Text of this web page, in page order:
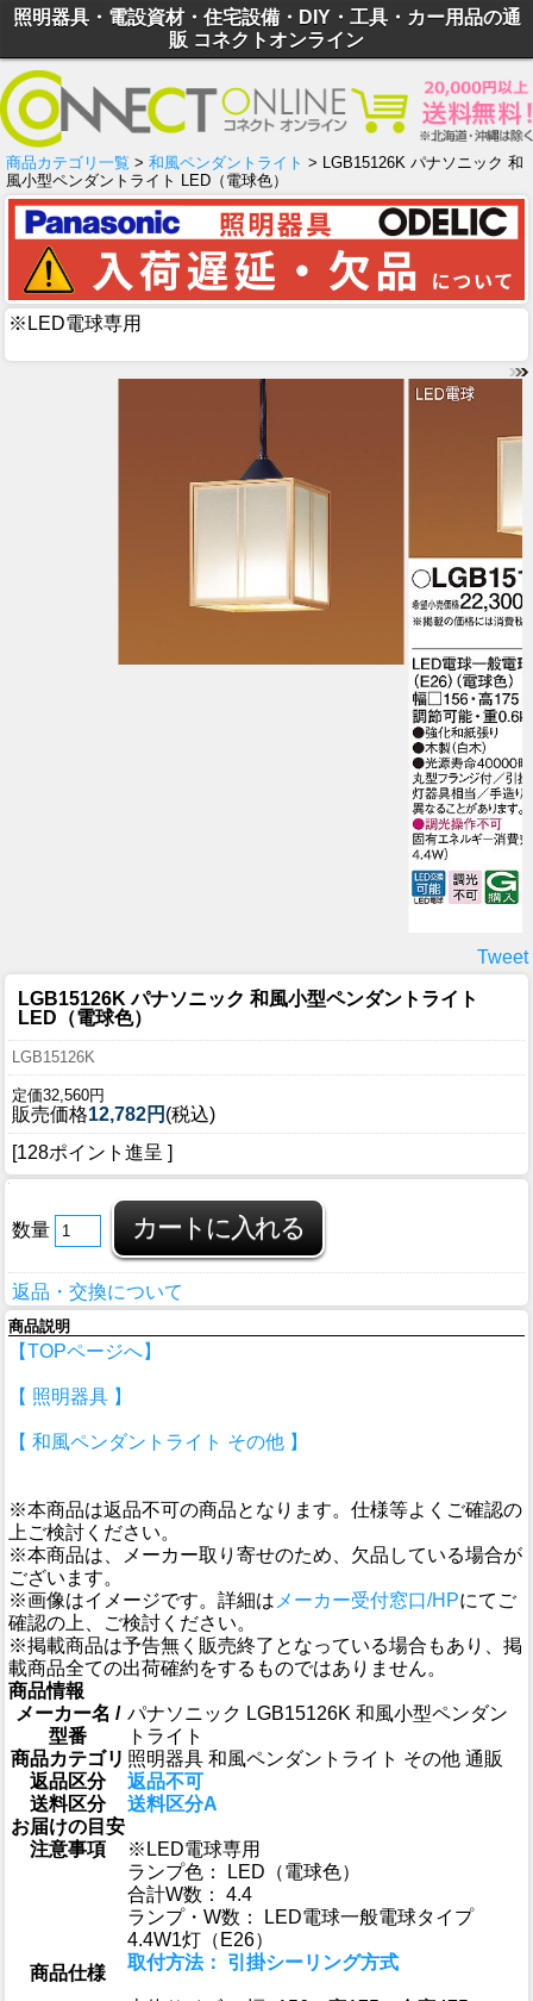
照明器具・電設資材・住宅設備・DIY・工具・カー用品の通
販 コネクトオンライン
商品カテゴリ一覧 > 和風ペンダントライト > LGB15126K パナソニック 和
風小型ペンダントライト LED（電球色）
※LED電球専用
Tweet
LGB15126K パナソニック 和風小型ペンダントライト
LED（電球色）
LGB15126K
定価32,560円
販売価格12,782円 (税込)
[128ポイント進呈 ]
数量
返品・交換について
商品説明
【TOPページへ】
【 照明器具 】
【 和風ペンダントライト その他 】
※本商品は返品不可の商品となります。仕様等よくご確認の
上ご検討ください。
※本商品は、メーカー取り寄せのため、欠品している場合が
ございます。
※画像はイメージです。詳細は メーカー受付窓口/HPにてご
確認の上、ご検討ください。
※掲載商品は予告無く販売終了となっている場合もあり、掲
載商品全ての出荷確約をするものではありません。
商品情報
メーカー名 /
型番
パナソニック LGB15126K 和風小型ペンダン
トライト
商品カテゴリ 照明器具 和風ペンダントライト その他 通販
返品区分
返品不可
送料区分
送料区分A
お届けの目安
注意事項
※LED電球専用
商品仕様
ランプ色： LED（電球色）
合計W数： 4.4
ランプ・W数： LED電球一般電球タイプ
4.4W1灯（E26）
取付方法： 引掛シーリング方式